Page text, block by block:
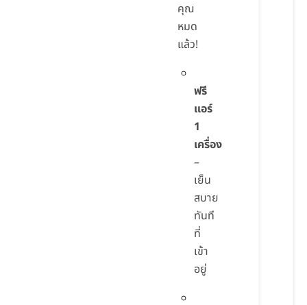
คุณ
หมด
แล้ว!
ฟรี
แอร์
1
เครื่อง
–
เย็น
สบาย
ทันที
ที่
เข้า
อยู่